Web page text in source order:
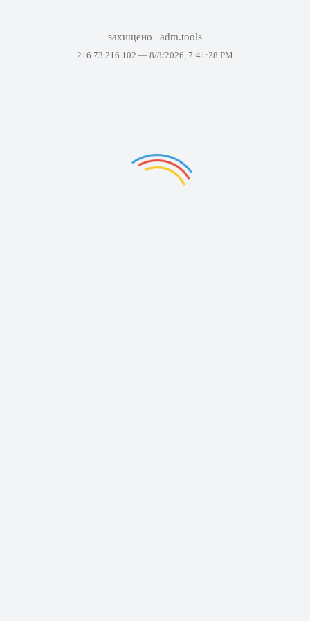
захищено adm.tools
216.73.216.102 — 8/8/2026, 7:41:28 PM